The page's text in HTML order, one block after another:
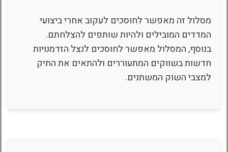
מסלול זה מאפשר לחוסכים לעקוב אחרי ביצועי
המדדים המובילים ולהיות שותפים להצלחתם.
בנוסף, המסלול מאפשר לחוסכים לנצל הזדמנויות
חדשות בשווקים המתעוררים ולהתאים את התיק
למצבי השוק המשתנים.